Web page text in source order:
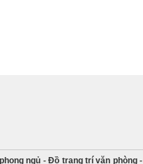
ngủ -Đồ trang trí văn phòng-